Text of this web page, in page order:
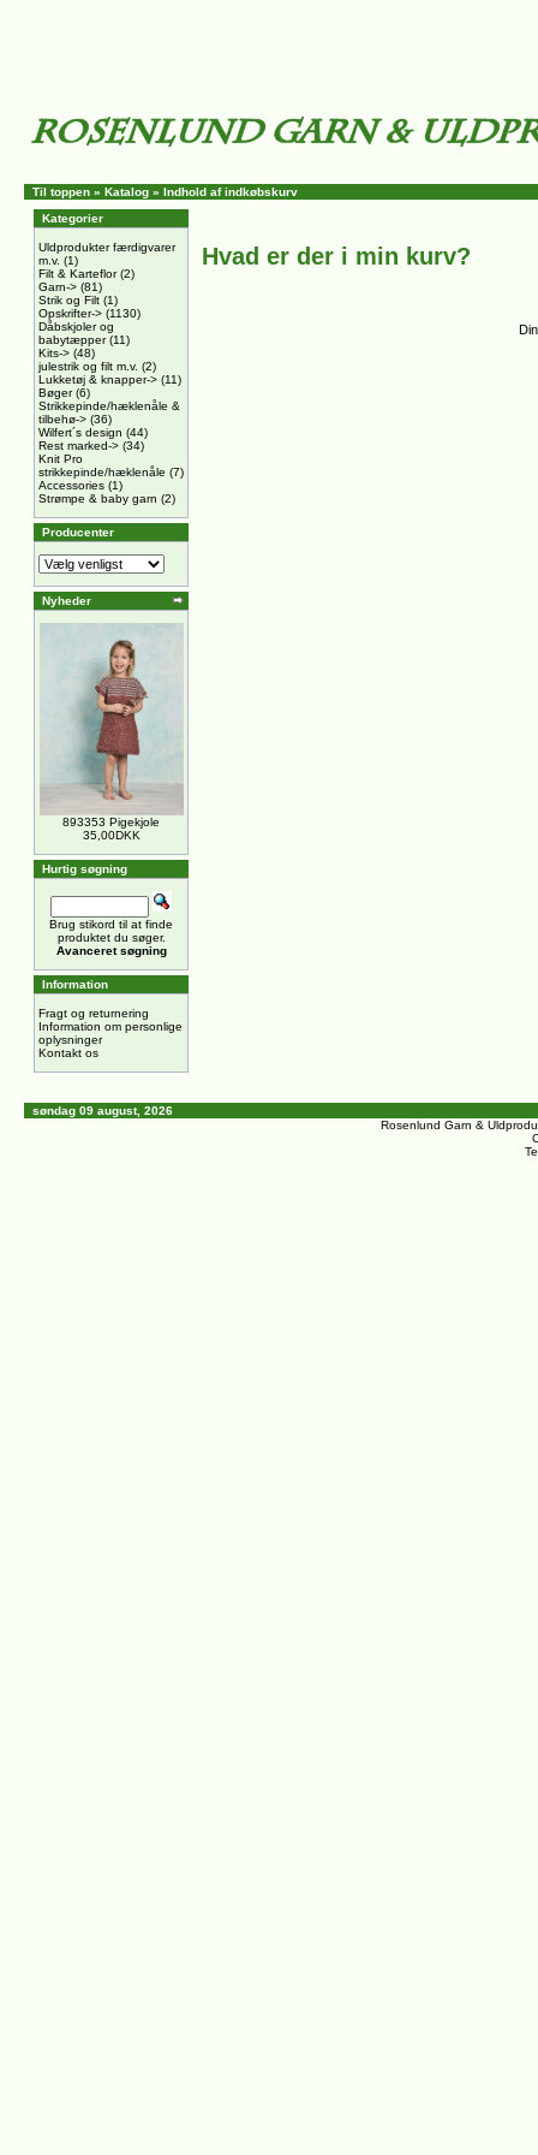
Til toppen » Katalog » Indhold af indkøbskurv
Kategorier
Uldprodukter færdigvarer
m.v. (1)
Filt & Karteflor(2)
Garn-> (81)
Strik og Filt (1)
Opskrifter-> (1130)
Dåbskjoler og
babytæpper(11)
Kits-> (48)
julestrik og filt m.v. (2)
Lukketøj & knapper-> (11)
Bøger(6)
Strikkepinde/hæklenåle &
tilbehø-> (36)
Wilfert´s design (44)
Rest marked-> (34)
Knit Pro
strikkepinde/hæklenåle (7)
Accessories (1)
Strømpe & baby garn (2)
Producenter
Nyheder
893353 Pigekjole
35,00DKK
Hurtig søgning
Brug stikord til at finde
produktet du søger.
Avanceret søgning
Information
Fragt og returnering
Information om personlige
oplysninger
Kontakt os
Hvad er der i min kurv?
søndag 09 august, 2026
Rosenlund Garn &